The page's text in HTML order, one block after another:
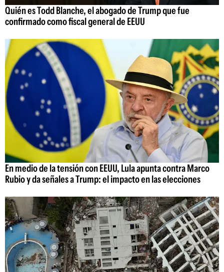
Quién es Todd Blanche, el abogado de Trump que fue
confirmado como fiscal general de EEUU
En medio de la tensión con EEUU, Lula apunta contra Marco
Rubio y da señales a Trump: el impacto en las elecciones